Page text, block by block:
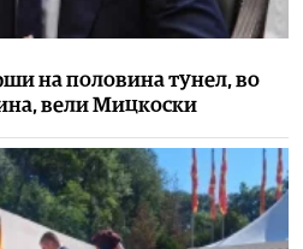
на половина тунел, во
вели Мицкоски